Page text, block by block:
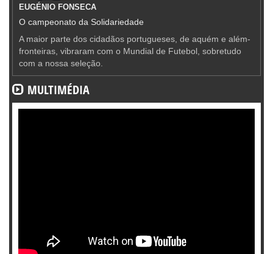
EUGÉNIO FONSECA
O campeonato da Solidariedade
A maior parte dos cidadãos portugueses, de aquém e além-
fronteiras, vibraram com o Mundial de Futebol, sobretudo
com a nossa seleção.
MULTIMÉDIA